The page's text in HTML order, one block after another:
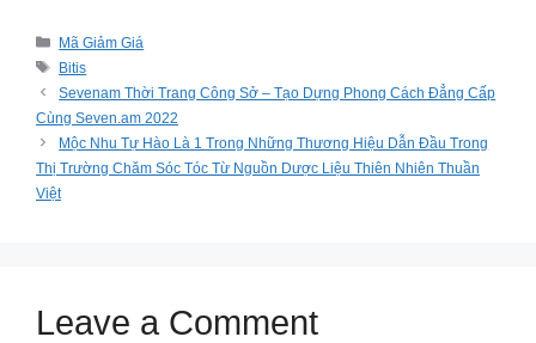
Categories
Mã Giảm Giá
Tags
Bitis
Sevenam Thời Trang Công Sở – Tạo Dựng Phong Cách Đẳng Cấp
Cùng Seven.am 2022
Mộc Nhu Tự Hào Là 1 Trong Những Thương Hiệu Dẫn Đầu Trong
Thị Trường Chăm Sóc Tóc Từ Nguồn Dược Liệu Thiên Nhiên Thuần
Việt
Leave a Comment